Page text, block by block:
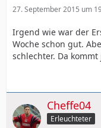
27. September 2015 um
Irgend wie war der
Woche schon gut.
schlechter. Da kommt
Cheffe04
Erleuchteter